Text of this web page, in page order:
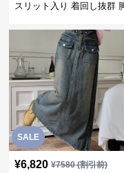
スリット入り 着回し抜群
SALE
¥6,820 ¥7580(割引前)